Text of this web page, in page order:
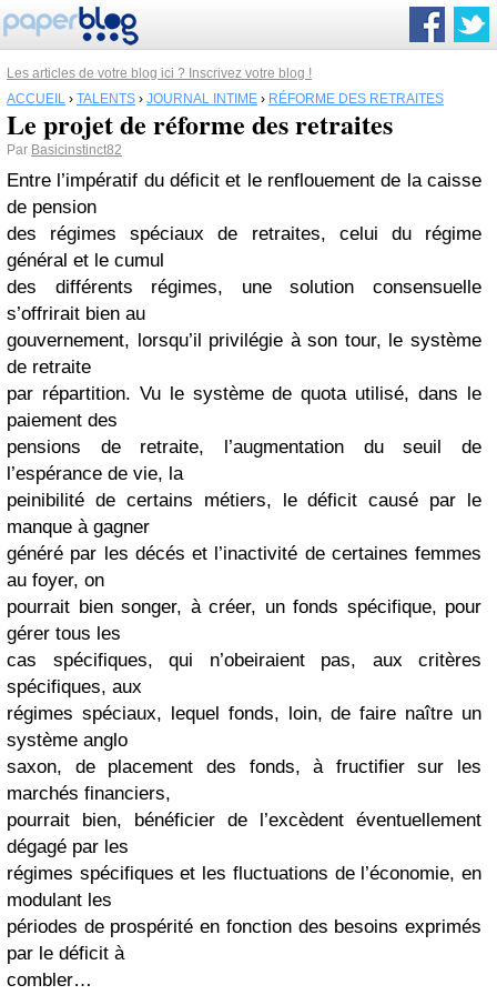
Les articles de votre blog ici ? Inscrivez votre blog !
ACCUEIL › TALENTS › JOURNAL INTIME › RÉFORME DES RETRAITES
Le projet de réforme des retraites
Par Basicinstinct82
Entre l’impératif du déficit et le renflouement de la caisse
de pension
des régimes spéciaux de retraites, celui du régime
général et le cumul
des différents régimes, une solution consensuelle
s’offrirait bien au
gouvernement, lorsqu’il privilégie à son tour, le système
de retraite
par répartition. Vu le système de quota utilisé, dans le
paiement des
pensions de retraite, l’augmentation du seuil de
l’espérance de vie, la
peinibilité de certains métiers, le déficit causé par le
manque à gagner
généré par les décés et l’inactivité de certaines femmes
au foyer, on
pourrait bien songer, à créer, un fonds spécifique, pour
gérer tous les
cas spécifiques, qui n’obeiraient pas, aux critères
spécifiques, aux
régimes spéciaux, lequel fonds, loin, de faire naître un
système anglo
saxon, de placement des fonds, à fructifier sur les
marchés financiers,
pourrait bien, bénéficier de l’excèdent éventuellement
dégagé par les
régimes spécifiques et les fluctuations de l’économie, en
modulant les
périodes de prospérité en fonction des besoins exprimés
par le déficit à
combler…